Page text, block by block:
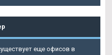
еще офисов в